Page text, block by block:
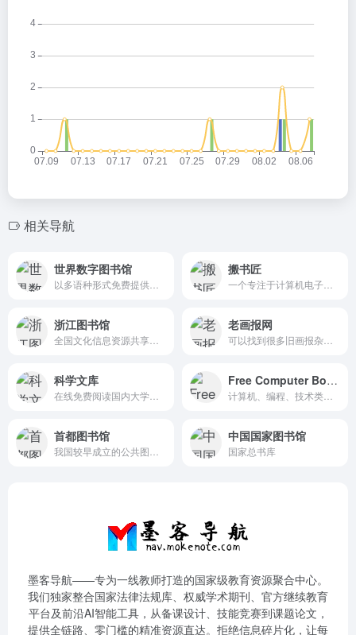
相关导航
世界数字图书馆 搬书匠
浙江图书馆 老画报网
科学文库 Free Computer Books
首都图书馆 中国国家图书馆
国家总书库
墨客导航——专为一线教师打造的国家级教育资源聚合中心。
我们独家整合国家法律法规库、权威学术期刊、官方继续教育
平台及前沿AI智能工具，从备课设计、技能竞赛到课题论文，
提供全链路、零门槛的精准资源直达。拒绝信息碎片化，让每